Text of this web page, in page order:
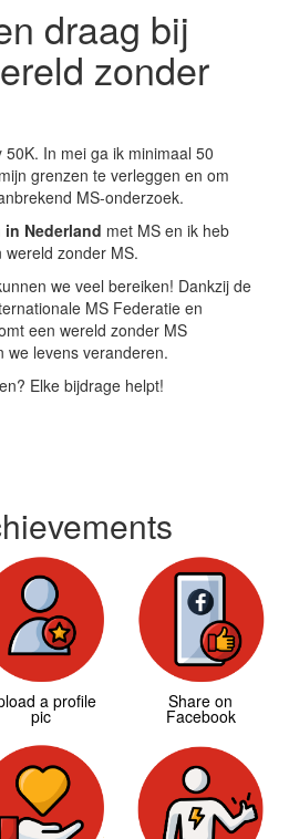
draag bij
zonder
In mei ga ik minimaal 50
grenzen te verleggen en om
MS-onderzoek.
in Nederland met MS en ik heb
zonder MS.
we veel bereiken! Dankzij de
MS Federatie en
een wereld zonder MS
we levens veranderen.
Elke bijdrage helpt!
a profile
pic
Share on
Facebook